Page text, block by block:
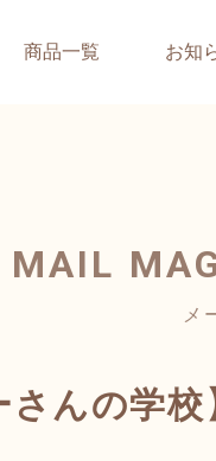
商品一覧 お知
MAIL
メ
さんの学